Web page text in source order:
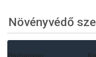
Növényvédő